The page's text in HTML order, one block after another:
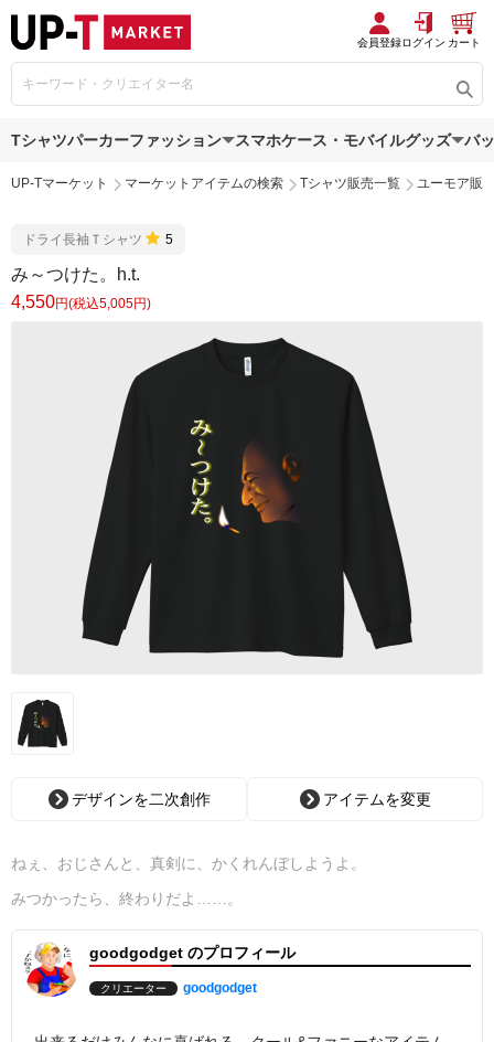
会員登録ログイン カート
Tシャツパーカーファッション スマホケース・モバイルグッズ バ
UP-Tマーケット マーケットアイテムの検索 Tシャツ販売一覧 ユーモア販
ドライ長袖Ｔシャツ 5
み～つけた。h.t.
4,550円(税込5,005円)
デザインを二次創作 アイテムを変更
ねぇ、おじさんと、真剣に、かくれんぼしようよ。
みつかったら、終わりだよ……。
goodgodget のプロフィール
クリエーター goodgodget